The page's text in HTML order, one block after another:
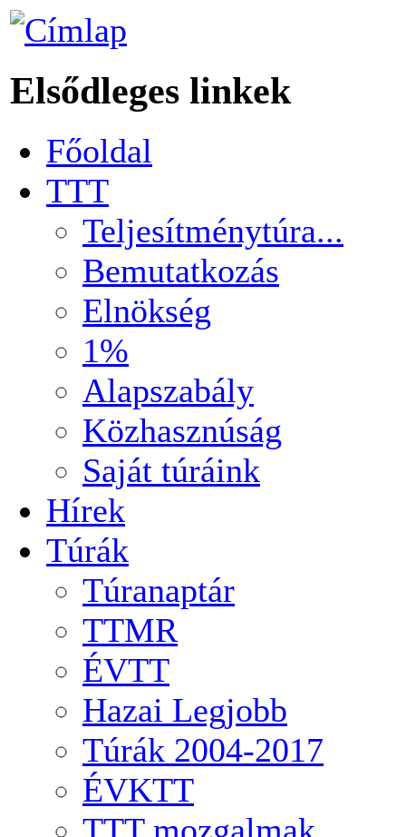
Elsődleges linkek
Főoldal
TTT
Teljesítménytúra...
Bemutatkozás
Elnökség
1%
Alapszabály
Közhasznúság
Saját túráink
Hírek
Túrák
Túranaptár
TTMR
ÉVTT
Hazai Legjobb
Túrák 2004-2017
ÉVKTT